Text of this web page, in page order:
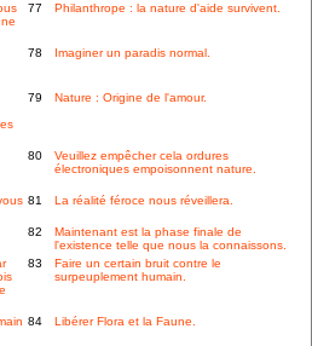
77 Philanthrope : la nature d'aide survivent.
78 Imaginer un paradis normal.
79 Nature : Origine de l'amour.
80
Veuillez empêcher cela ordures
électroniques empoisonnent nature.
81 La réalité féroce nous réveillera.
82
Maintenant est la phase finale de
l'existence telle que nous la connaissons.
83
Faire un certain bruit contre le
surpeuplement humain.
84 Libérer Flora et la Faune.